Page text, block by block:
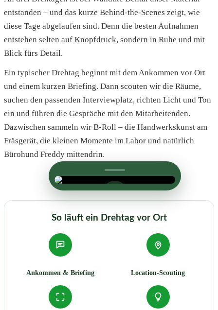
entstanden – und das kurze Behind-the-Scenes zeigt, wie
diese Tage abgelaufen sind. Denn die besten Aufnahmen
entstehen selten auf Knopfdruck, sondern in Ruhe und mit
Blick fürs Detail.
Ein typischer Drehtag beginnt mit dem Ankommen vor Ort
und einem kurzen Briefing. Dann scouten wir die Räume,
suchen den passenden Interviewplatz, richten Licht und Ton
ein und führen die Gespräche mit den Mitarbeitenden.
Dazwischen sammeln wir B-Roll – die Handwerkskunst am
Fräsgerät, die kleinen Momente im Labor und natürlich
Bürohund Freddy mittendrin.
So läuft ein Drehtag vor Ort
Ankommen & Briefing Location-Scouting